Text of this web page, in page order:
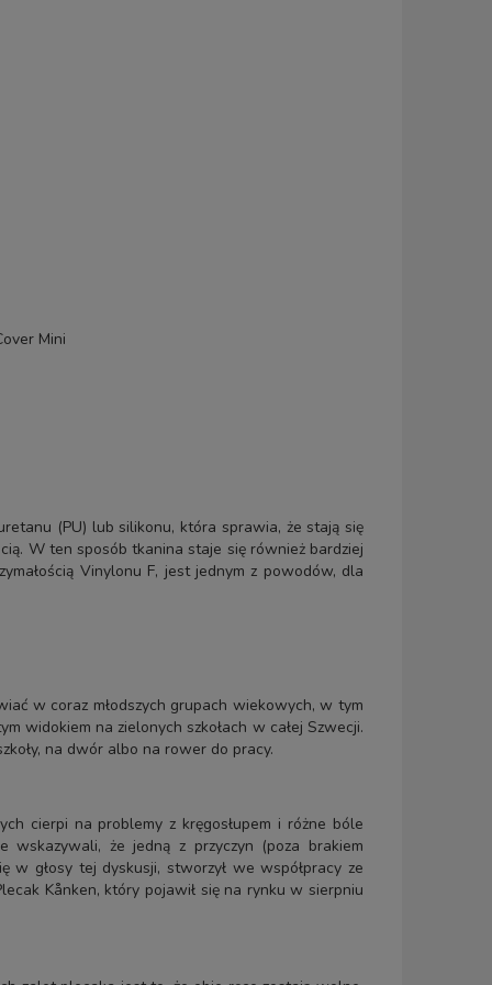
Mini
(PU) lub silikonu, która sprawia, że stają się
W ten sposób tkanina staje się również bardziej
Vinylonu F, jest jednym z powodów, dla
w coraz młodszych grupach wiekowych, w tym
widokiem na zielonych szkołach w całej Szwecji.
na dwór albo na rower do pracy.
cierpi na problemy z kręgosłupem i różne bóle
wskazywali, że jedną z przyczyn (poza brakiem
w głosy tej dyskusji, stworzył we współpracy ze
Kånken, który pojawił się na rynku w sierpniu